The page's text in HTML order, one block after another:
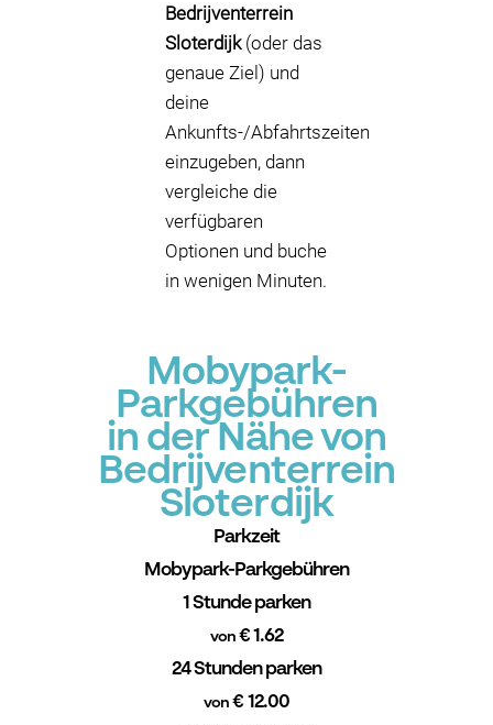
Bedrijventerrein
Sloterdijk(oder das
genaue Ziel) und
deine
Ankunfts-/Abfahrtszeiten
einzugeben, dann
vergleiche die
verfügbaren
Optionen und buche
in wenigen Minuten.
Mobypark-
Parkgebühren
in der Nähe von
Bedrijventerrein
Sloterdijk
Parkzeit
Mobypark-Parkgebühren
1 Stunde parken
von€ 1.62
24 Stunden parken
von € 12.00